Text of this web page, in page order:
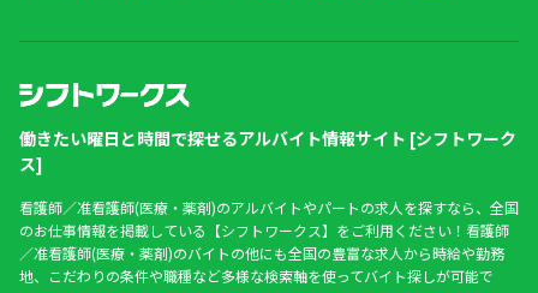
働きたい曜日と時間で探せるアルバイト情報サイト [シフトワーク
ス]
看護師／准看護師(医療・薬剤)のアルバイトやパートの求人を探すなら、全国
のお仕事情報を掲載している【シフトワークス】をご利用ください！看護師
／准看護師(医療・薬剤)のバイトの他にも全国の豊富な求人から時給や勤務
地、こだわりの条件や職種など多様な検索軸を使ってバイト探しが可能で